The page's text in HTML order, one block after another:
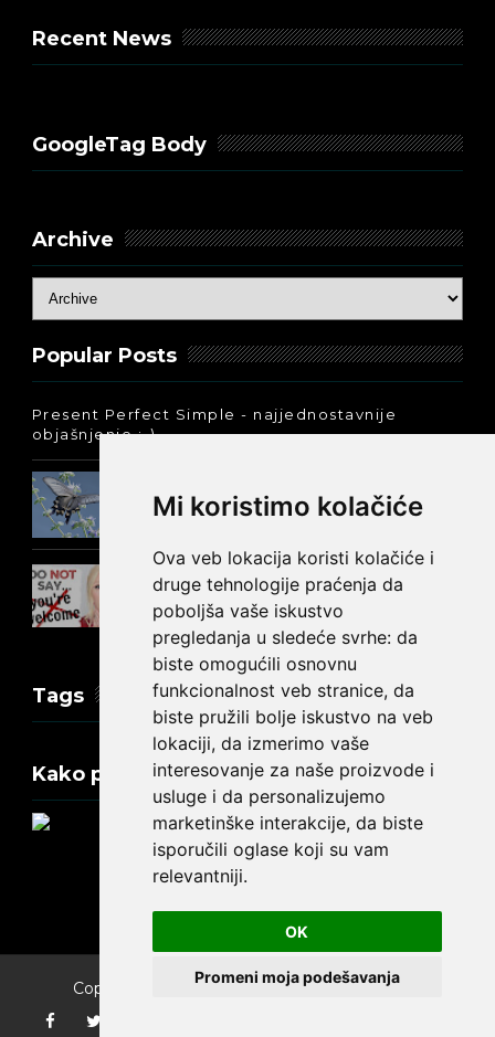
Mi koristimo kolačiće
Ova veb lokacija koristi kolačiće i
druge tehnologije praćenja da
poboljša vaše iskustvo
pregledanja u sledeće svrhe: da
biste omogućili osnovnu
funkcionalnost veb stranice, da
biste pružili bolje iskustvo na veb
lokaciji, da izmerimo vaše
interesovanje za naše proizvode i
usluge i da personalizujemo
marketinške interakcije, da biste
isporučili oglase koji su vam
relevantniji.
OK
Promeni moja podešavanja
Recent News
GoogleTag Body
Archive
Popular Posts
Present Perfect Simple - najjednostavnije
objašnjenje :-)
engleskom: was ili were
Kako reći NEMA NA ČEMU na
engleskom?
Tags
Kako promeniti tekst na engleskom?
Update cookies preferences
Copyright © 2026Engleski jezik za početnike